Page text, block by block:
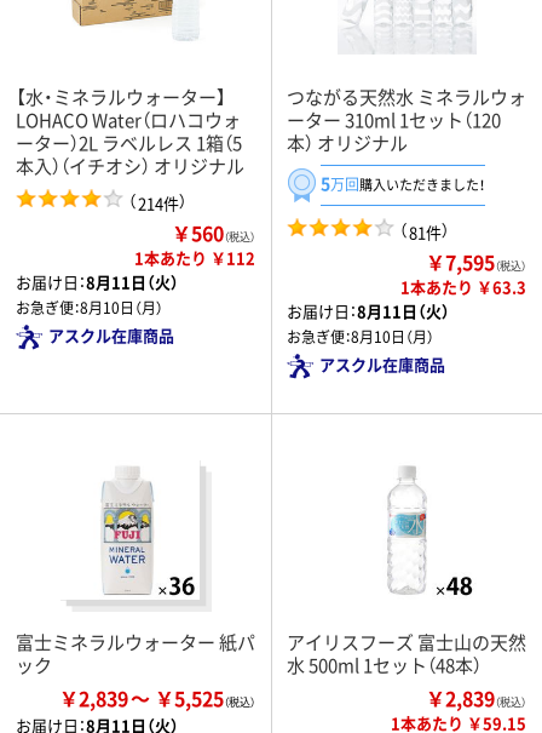
【水・ミネラルウォーター】
LOHACO Water（ロハコウォ
ーター）2L ラベルレス 1箱（5
本入）（イチオシ） オリジナル
（214件）
￥560（税込）
1本あたり ￥112
お届け日：8月11日（火）
お急ぎ便：8月10日（月）
アスクル在庫商品
つながる天然水 ミネラルウォ
ーター 310ml 1セット（120
本） オリジナル
5万回購入いただきました！
（81件）
￥7,595（税込）
1本あたり ￥63.3
お届け日：8月11日（火）
お急ぎ便：8月10日（月）
アスクル在庫商品
富士ミネラルウォーター 紙パ
ック
￥2,839 ￥5,525
お届け日：8月11日（火）
アイリスフーズ 富士山の天然
水 500ml 1セット（48本）
￥2,839（税込）
1本あたり ￥59.15